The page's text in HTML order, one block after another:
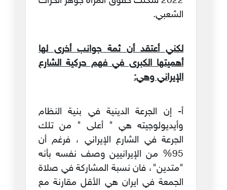
الشعبي.
لكني أعتقد أن ثمة جوانب أخرى لها
أهميتها الكبرى في فهم حركية الشارع
الإيراني وهي:
أ‌- إن الجرعة الدينية في بنية النظام
وأيديولوجيته هي " أعلى " من تلك
الجرعة في الشارع الإيراني ، فرغم أن
95% من الإيرانيين وصف نفسه بأنه
"متدين"، فان نسبة المشاركة في صلاة
الجمعة في ايران هي الأقل مقارنة مع